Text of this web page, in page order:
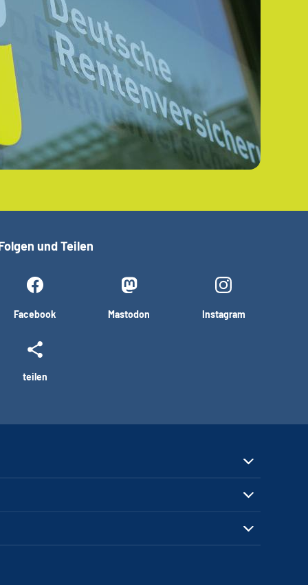
und Teilen
Facebook Mastodon Instagram
teilen